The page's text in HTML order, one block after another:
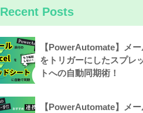
Recent Posts
【PowerAutomate】メ
をトリガーにしたスプレ
トへの自動同期術！
【PowerAutomate】メ